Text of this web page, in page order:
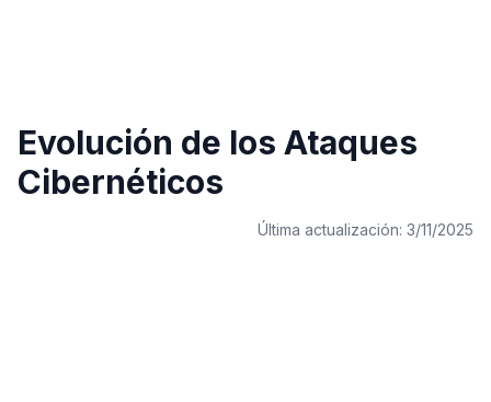
Evolución de los Ataques
Cibernéticos
Última actualización: 3/11/2025